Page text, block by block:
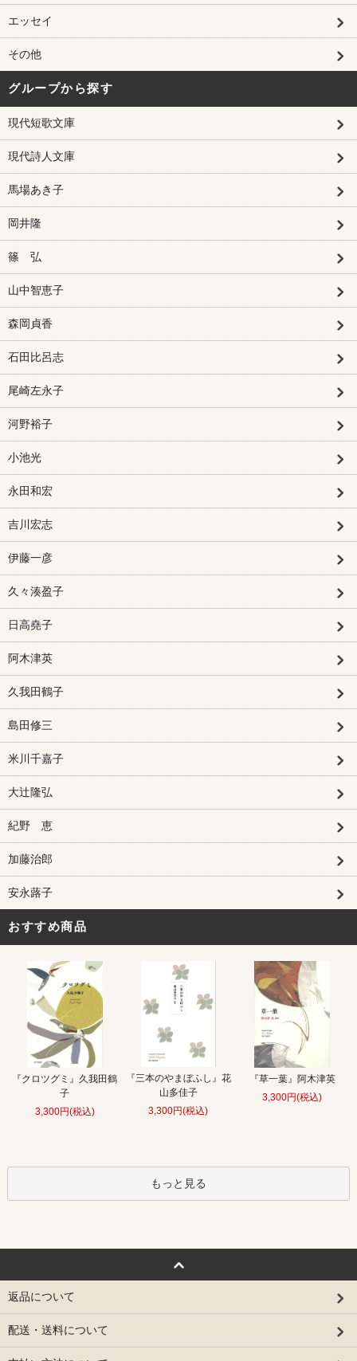
エッセイ
その他
グループから探す
現代短歌文庫
現代詩人文庫
馬場あき子
岡井隆
篠 弘
山中智恵子
森岡貞香
石田比呂志
尾崎左永子
河野裕子
小池光
永田和宏
吉川宏志
伊藤一彦
久々湊盈子
日高堯子
阿木津英
久我田鶴子
島田修三
米川千嘉子
大辻隆弘
紀野 恵
加藤治郎
安永蕗子
おすすめ商品
『クロツグミ』久我田鶴
子
3,300円(税込)
『三本のやまぼふし』花
山多佳子
3,300円(税込)
『草一葉』阿木津英
3,300円(税込)
もっと見る
返品について
配送・送料について